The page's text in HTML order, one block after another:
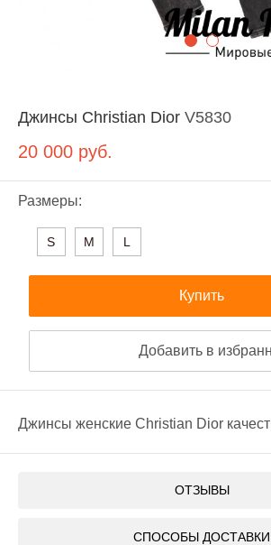
Джинсы Christian Dior V5830
20 000 руб.
Размеры:
S M L
Купить
Добавить в
Джинсы женские Christian Dior
ОТЗЫВЫ
СПОСОБЫ ДОСТАВКИ